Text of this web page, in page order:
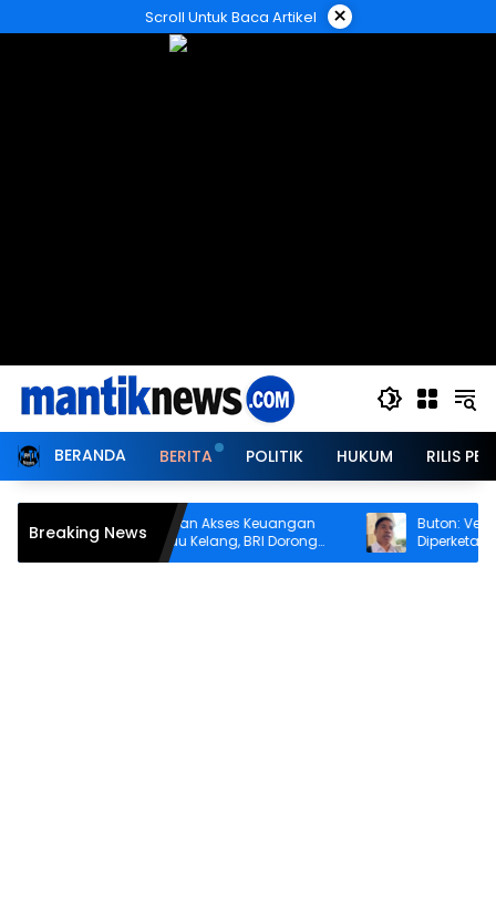
ke
Scroll Untuk Baca Artikel ×
BERANDA BERITA POLITIK HUKUM RILIS
Breaking News
Asti Alimin Hadirkan Akses Keuangan
bagi Warga Pulau Kelang, BRI Dorong
Inklusi hingga Wilayah Kepulauan
Buton: Verifikasi
Diperketat